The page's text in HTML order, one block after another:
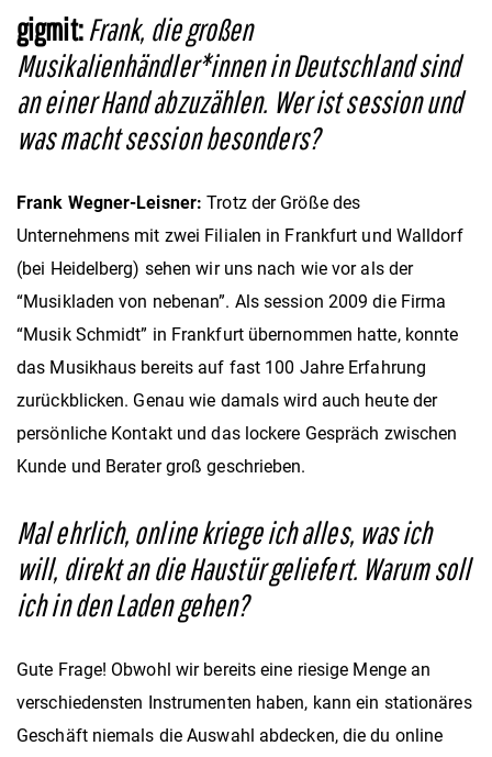
gigmit:Frank, die großen
Musikalienhändler*innen in Deutschland sind
an einer Hand abzuzählen. Wer ist session und
was macht session besonders?
Frank Wegner-Leisner: Trotz der Größe des
Unternehmens mit zwei Filialen in Frankfurt und Walldorf
(bei Heidelberg) sehen wir uns nach wie vor als der
“Musikladen von nebenan”. Als session 2009 die Firma
“Musik Schmidt” in Frankfurt übernommen hatte, konnte
das Musikhaus bereits auf fast 100 Jahre Erfahrung
zurückblicken. Genau wie damals wird auch heute der
persönliche Kontakt und das lockere Gespräch zwischen
Kunde und Berater groß geschrieben.
Mal ehrlich, online kriege ich alles, was ich
will, direkt an die Haustür geliefert. Warum soll
ich in den Laden gehen?
Gute Frage! Obwohl wir bereits eine riesige Menge an
verschiedensten Instrumenten haben, kann ein stationäres
Geschäft niemals die Auswahl abdecken, die du online